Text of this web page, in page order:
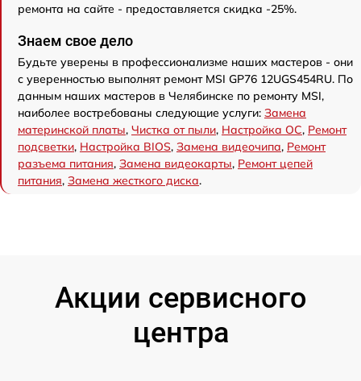
ремонта на сайте - предоставляется скидка -25%.
Знаем свое дело
Будьте уверены в профессионализме наших мастеров - они
с уверенностью выполнят ремонт MSI GP76 12UGS454RU. По
данным наших мастеров в Челябинске по ремонту MSI,
наиболее востребованы следующие услуги: Замена
материнской платы, Чистка от пыли, Настройка ОС, Ремонт
подсветки, Настройка BIOS, Замена видеочипа, Ремонт
разъема питания, Замена видеокарты, Ремонт цепей
питания, Замена жесткого диска.
Акции сервисного
центра